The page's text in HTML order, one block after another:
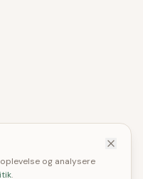
og analysere
.